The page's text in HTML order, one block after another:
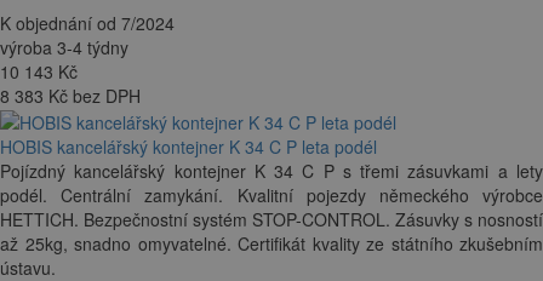
K objednání od 7/2024
výroba 3-4 týdny
10 143 Kč
8 383 Kč bez DPH
HOBIS kancelářský kontejner K 34 C P leta podél
Pojízdný kancelářský kontejner K 34 C P s třemi zásuvkami a lety
podél. Centrální zamykání. Kvalitní pojezdy německého výrobce
HETTICH. Bezpečnostní systém STOP-CONTROL. Zásuvky s nosností
až 25kg, snadno omyvatelné. Certifikát kvality ze státního zkušebním
ústavu.